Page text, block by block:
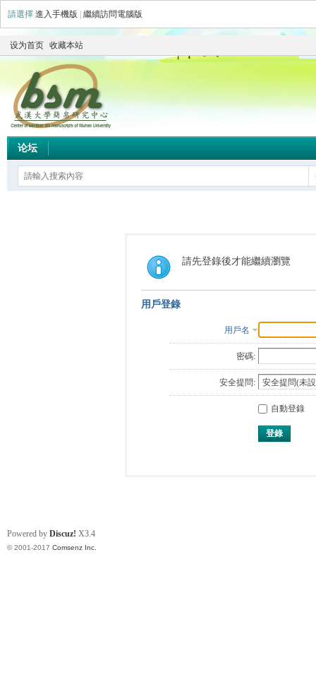
請選擇 進入手機版 繼續訪問電腦版
设为首页 收藏本站
论坛
請先登錄後才能繼續瀏覽
用戶登錄
用戶名
密碼:
安全提問:
自動登錄
登錄
Powered by Discuz! X3.4
© 2001-2017 Comsenz Inc.